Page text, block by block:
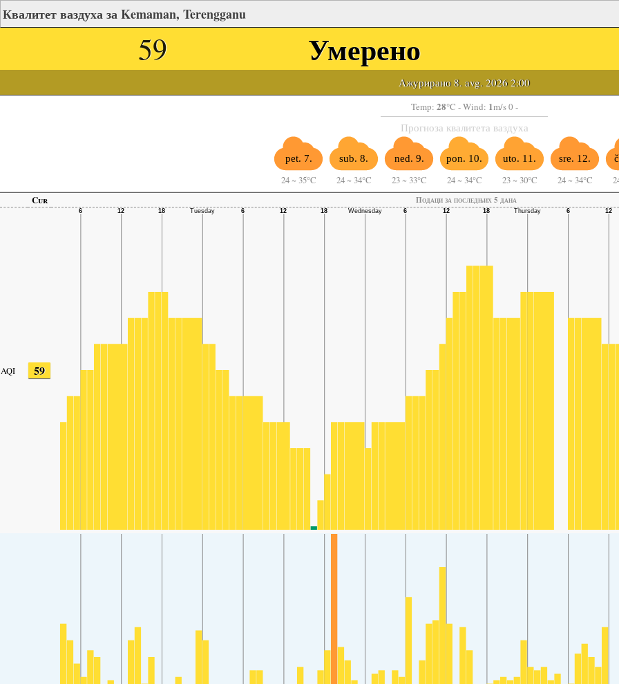
Квалитет ваздуха за Kemaman, Terengganu
59 Умерено
Ажурирано 8. avg. 2026 2:00
Temp: 28°C - Wind: 1m/s 0 -
Прогноза квалитета ваздуха
pet. 7.
24 ~ 35°C
sub. 8.
24 ~ 34°C
ned. 9.
23 ~ 33°C
pon. 10.
24 ~ 34°C
uto. 11.
23 ~ 30°C
sre. 12.
24 ~ 34°C
Cur
Подаци за последњих 5 дана
AQI 59